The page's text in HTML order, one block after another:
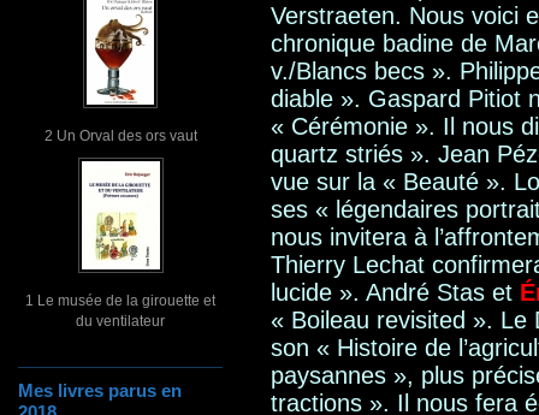
2 Un Orval des ors vaut
1 Le musée de la girouette et
du ventilateur
Mes livres parus en
Verstraeten. Nous voici
chronique badine de
v./Blancs becs ».
diable ». Gaspard Pitiot
« Cérémonie ». Il nous
quartz striés ». Jean
vue sur la « Beauté ».
ses « légendaires
nous invitera à
Thierry Lechat
lucide ». André Stas et
« Boileau revisited ». Le
son « Histoire de
paysannes », plus
tractions ». Il nous fera